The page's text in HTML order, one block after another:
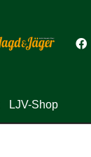
LJV-Shop